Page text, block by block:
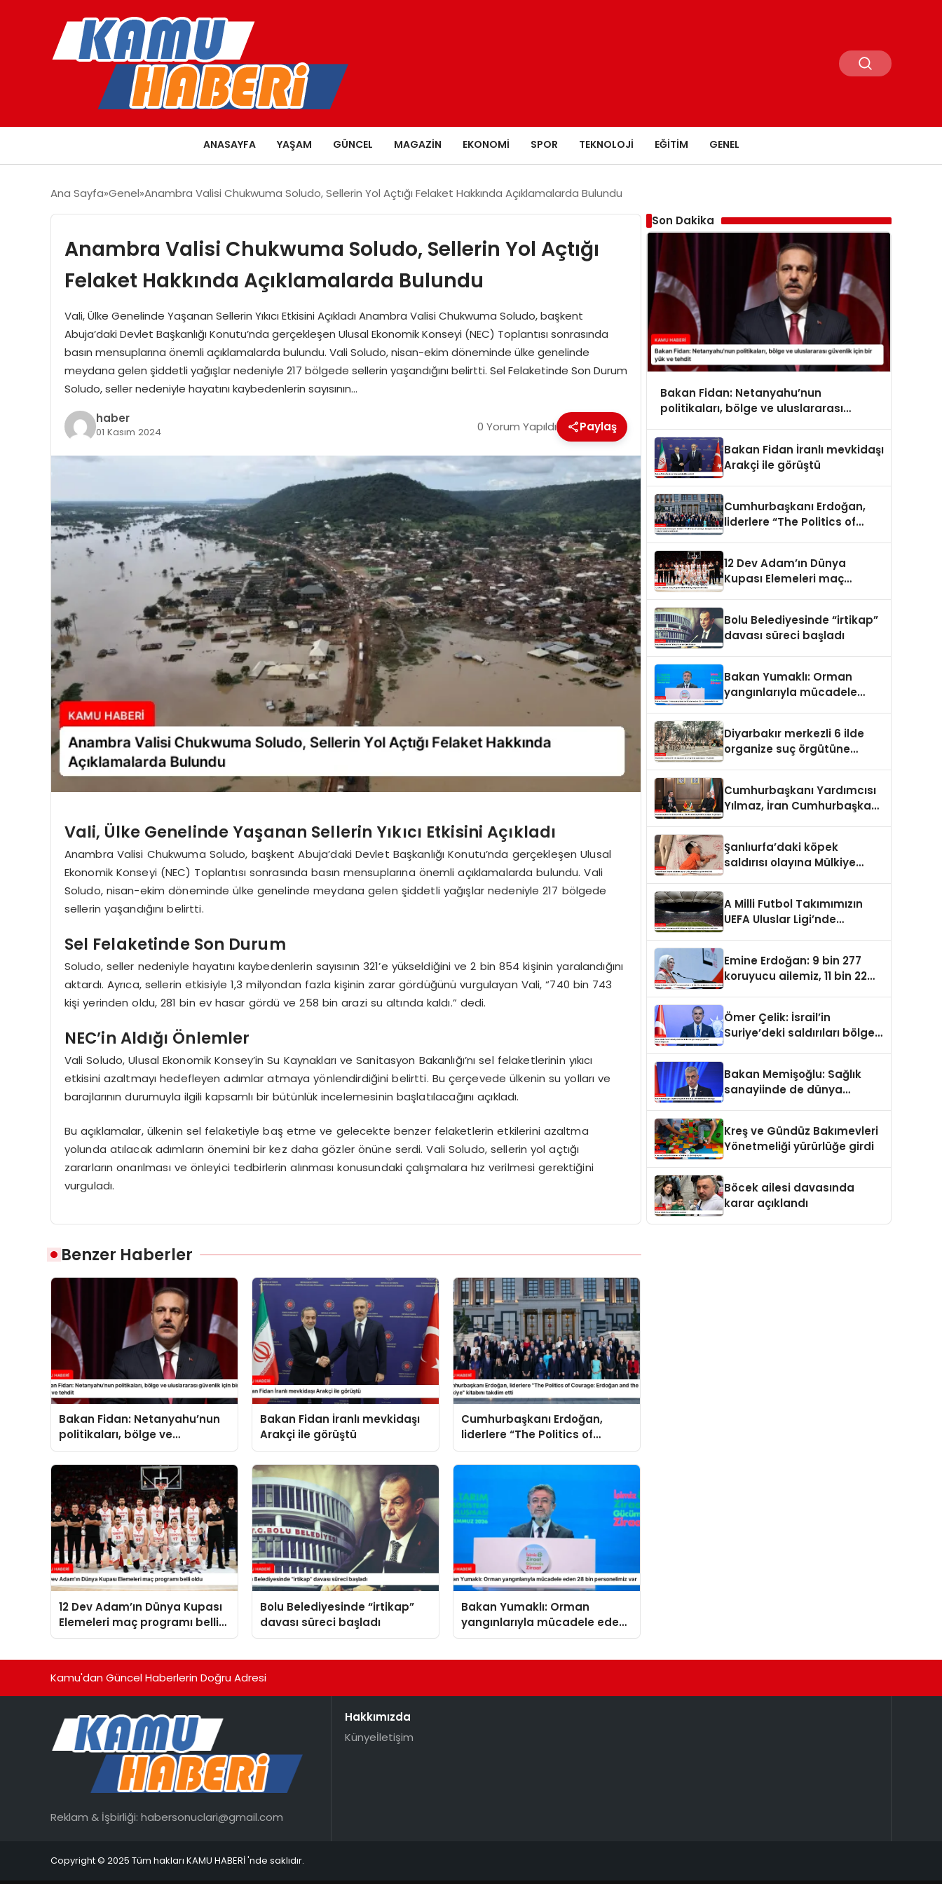
ANASAYFA YAŞAM GÜNCEL MAGAZIN EKONOMI SPOR TEKNOLOJI EĞITIM GENEL
Ana Sayfa Genel Anambra Valisi Chukwuma Soludo, Sellerin Yol Açtığı Felaket Hakkında Açıklamalarda Bulundu
Anambra Valisi Chukwuma Soludo, Sellerin Yol Açtığı
Felaket Hakkında Açıklamalarda Bulundu
Vali, Ülke Genelinde Yaşanan Sellerin Yıkıcı Etkisini Açıkladı Anambra Valisi Chukwuma Soludo, başkent
Abuja’daki Devlet Başkanlığı Konutu’nda gerçekleşen Ulusal Ekonomik Konseyi (NEC) Toplantısı sonrasında
basın mensuplarına önemli açıklamalarda bulundu. Vali Soludo, nisan-ekim döneminde ülke genelinde
meydana gelen şiddetli yağışlar nedeniyle 217 bölgede sellerin yaşandığını belirtti. Sel Felaketinde Son Durum
Soludo, seller nedeniyle hayatını kaybedenlerin sayısının…
haber
01 Kasım 2024 0 Yorum Yapıldı Paylaş
Vali, Ülke Genelinde Yaşanan Sellerin Yıkıcı Etkisini Açıkladı
Anambra Valisi Chukwuma Soludo, başkent Abuja’daki Devlet Başkanlığı Konutu’nda gerçekleşen Ulusal
Ekonomik Konseyi (NEC) Toplantısı sonrasında basın mensuplarına önemli açıklamalarda bulundu. Vali
Soludo, nisan-ekim döneminde ülke genelinde meydana gelen şiddetli yağışlar nedeniyle 217 bölgede
sellerin yaşandığını belirtti.
Sel Felaketinde Son Durum
Soludo, seller nedeniyle hayatını kaybedenlerin sayısının 321’e yükseldiğini ve 2 bin 854 kişinin yaralandığını
aktardı. Ayrıca, sellerin etkisiyle 1,3 milyondan fazla kişinin zarar gördüğünü vurgulayan Vali, “740 bin 743
kişi yerinden oldu, 281 bin ev hasar gördü ve 258 bin arazi su altında kaldı.” dedi.
NEC’in Aldığı Önlemler
Vali Soludo, Ulusal Ekonomik Konsey’in Su Kaynakları ve Sanitasyon Bakanlığı’nı sel felaketlerinin yıkıcı
etkisini azaltmayı hedefleyen adımlar atmaya yönlendirdiğini belirtti. Bu çerçevede ülkenin su yolları ve
barajlarının durumuyla ilgili kapsamlı bir bütünlük incelemesinin başlatılacağını açıkladı.
Bu açıklamalar, ülkenin sel felaketiyle baş etme ve gelecekte benzer felaketlerin etkilerini azaltma
yolunda atılacak adımların önemini bir kez daha gözler önüne serdi. Vali Soludo, sellerin yol açtığı
zararların onarılması ve önleyici tedbirlerin alınması konusundaki çalışmalara hız verilmesi gerektiğini
vurguladı.
Benzer Haberler
Bakan Fidan: Netanyahu’nun
politikaları, bölge ve
uluslararası güvenlik için bir
yük ve tehdit
Bakan Fidan İranlı mevkidaşı
Arakçi ile görüştü
Cumhurbaşkanı Erdoğan,
liderlere “The Politics of
Courage: Erdoğan and the
Rise of Türkiye” kitabını
12 Dev Adam’ın Dünya Kupası
Elemeleri maç programı belli
oldu
Bolu Belediyesinde “irtikap”
davası süreci başladı
Bakan Yumaklı: Orman
yangınlarıyla mücadele eden
28 bin personelimiz var
Son Dakika
Bakan Fidan: Netanyahu’nun
politikaları, bölge ve uluslararası
Bakan Fidan İranlı mevkidaşı
Arakçi ile görüştü
Cumhurbaşkanı Erdoğan,
liderlere “The Politics of
takdim etti
12 Dev Adam’ın Dünya
Kupası Elemeleri maç
Bolu Belediyesinde “irtikap”
davası süreci başladı
Bakan Yumaklı: Orman
yangınlarıyla mücadele
Diyarbakır merkezli 6 ilde
organize suç örgütüne
Cumhurbaşkanı Yardımcısı
Yılmaz, İran Cumhurbaşkanı
Şanlıurfa’daki köpek
saldırısı olayına Mülkiye
A Milli Futbol Takımımızın
UEFA Uluslar Ligi’nde
Emine Erdoğan: 9 bin 277
koruyucu ailemiz, 11 bin 22
Ömer Çelik: İsrail’in
Suriye’deki saldırıları bölge
Bakan Memişoğlu: Sağlık
sanayiinde de dünya
Kreş ve Gündüz Bakımevleri
Yönetmeliği yürürlüğe girdi
Böcek ailesi davasında
karar açıklandı
Kamu'dan Güncel Haberlerin Doğru Adresi
Reklam & İşbirliği: habersonuclari@gmail.com
Hakkımızda
Künyeİletişim
Copyright © 2025 Tüm hakları KAMU HABERİ 'nde saklıdır.